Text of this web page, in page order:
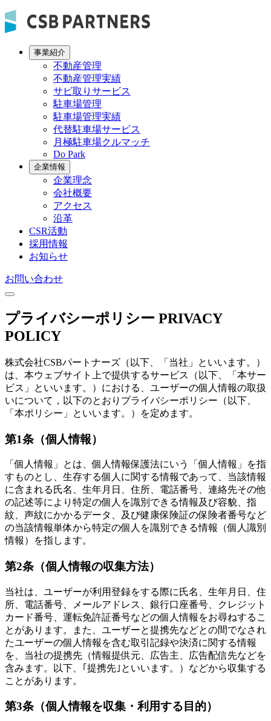
事業紹介
不動産管理
不動産管理実績
サビ取りサービス
駐車場管理
駐車場管理実績
代替駐車場サービス
月極駐車場クルマッチ
Do Park
企業情報
企業理念
会社概要
アクセス
沿革
CSR活動
採用情報
お知らせ
お問い合わせ
プライバシーポリシー PRIVACY
POLICY
株式会社CSBパートナーズ（以下、「当社」といいます。）
は、本ウェブサイト上で提供するサービス（以下、「本サー
ビス」といいます。）における、ユーザーの個人情報の取扱
いについて，以下のとおりプライバシーポリシー（以下、
「本ポリシー」といいます。）を定めます。
第1条（個人情報）
「個人情報」とは、個人情報保護法にいう「個人情報」を指
すものとし、生存する個人に関する情報であって、当該情報
に含まれる氏名、生年月日、住所、電話番号、連絡先その他
の記述等により特定の個人を識別できる情報及び容貌、指
紋、声紋にかかるデータ、及び健康保険証の保険者番号など
の当該情報単体から特定の個人を識別できる情報（個人識別
情報）を指します。
第2条（個人情報の収集方法）
当社は、ユーザーが利用登録をする際に氏名、生年月日、住
所、電話番号、メールアドレス、銀行口座番号、クレジット
カード番号、運転免許証番号などの個人情報をお尋ねするこ
とがあります。また、ユーザーと提携先などとの間でなされ
たユーザーの個人情報を含む取引記録や決済に関する情報
を、当社の提携先（情報提供元、広告主、広告配信先などを
含みます。以下、｢提携先｣といいます。）などから収集する
ことがあります。
第3条（個人情報を収集・利用する目的）